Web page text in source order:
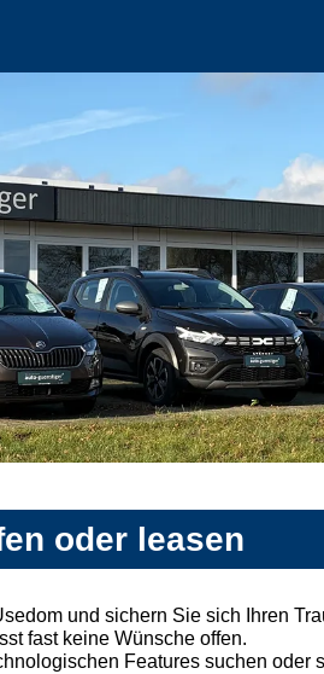
oder leasen
und sichern Sie sich Ihren
fast keine Wünsche offen.
Features suchen